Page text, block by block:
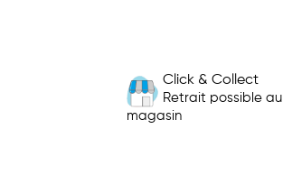
Click & Collect
Retrait possible au
magasin